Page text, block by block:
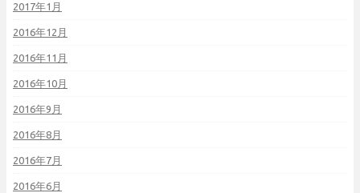
2017年1月
2016年12月
2016年11月
2016年10月
2016年9月
2016年8月
2016年7月
2016年6月